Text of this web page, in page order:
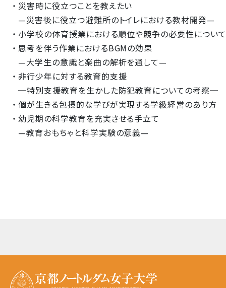
災害時に役立つことを教えたい
—災害後に役立つ避難所のトイレにおける教材開発—
小学校の体育授業における順位や競争の必要性について
思考を伴う作業におけるBGMの効果
—大学生の意識と楽曲の解析を通して—
非行少年に対する教育的支援
─特別支援教育を生かした防犯教育についての考察─
個が生きる包摂的な学びが実現する学級経営のあり方
幼児期の科学教育を充実させる手立て
—教育おもちゃと科学実験の意義—